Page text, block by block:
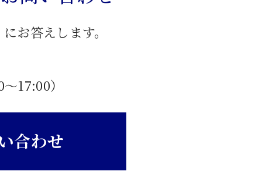
お答えします。
〜17:00）
合わせ